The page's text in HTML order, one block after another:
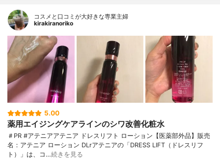
コスメと口コミが大好きな専業主婦
kirakiranoriko
5.00
薬用エイジングケアラインのシワ改善化粧水
＃PR #アテニアアテニア ドレスリフト ローション【医薬部外品】販売
名：アテニア ローション DLrアテニアの「DRESS LIFT（ドレスリフ
ト）」は、コ…続きを見る